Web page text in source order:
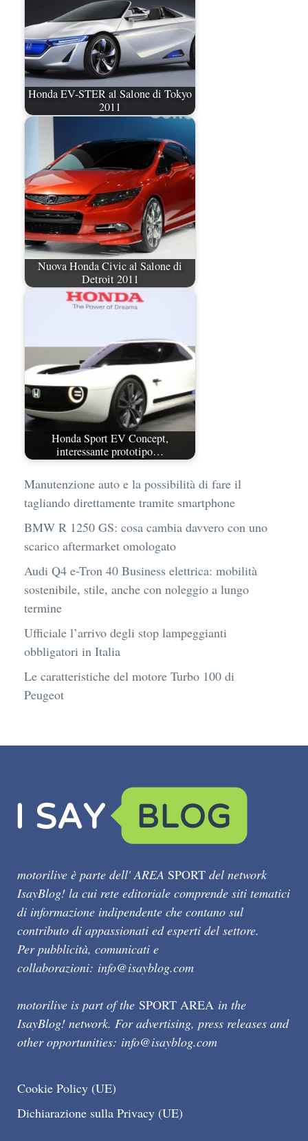
Honda EV-STER al Salone di Tokyo
2011
Nuova Honda Civic al Salone di
Detroit 2011
Honda Sport EV Concept,
interessante prototipo…
Manutenzione auto e la possibilità di fare il
tagliando direttamente tramite smartphone
BMW R 1250 GS: cosa cambia davvero con uno
scarico aftermarket omologato
Audi Q4 e-Tron 40 Business elettrica: mobilità
sostenibile, stile, anche con noleggio a lungo
termine
Ufficiale l’arrivo degli stop lampeggianti
obbligatori in Italia
Le caratteristiche del motore Turbo 100 di
Peugeot
motorilive è parte dell' AREA SPORT del network
IsayBlog! la cui rete editoriale comprende siti tematici
di informazione indipendente che contano sul
contributo di appassionati ed esperti del settore.
Per pubblicità, comunicati e
collaborazioni: info@isayblog.com
motorilive is part of the SPORT AREA in the
IsayBlog! network. For advertising, press releases and
other opportunities: info@isayblog.com
Cookie Policy (UE)
Dichiarazione sulla Privacy (UE)